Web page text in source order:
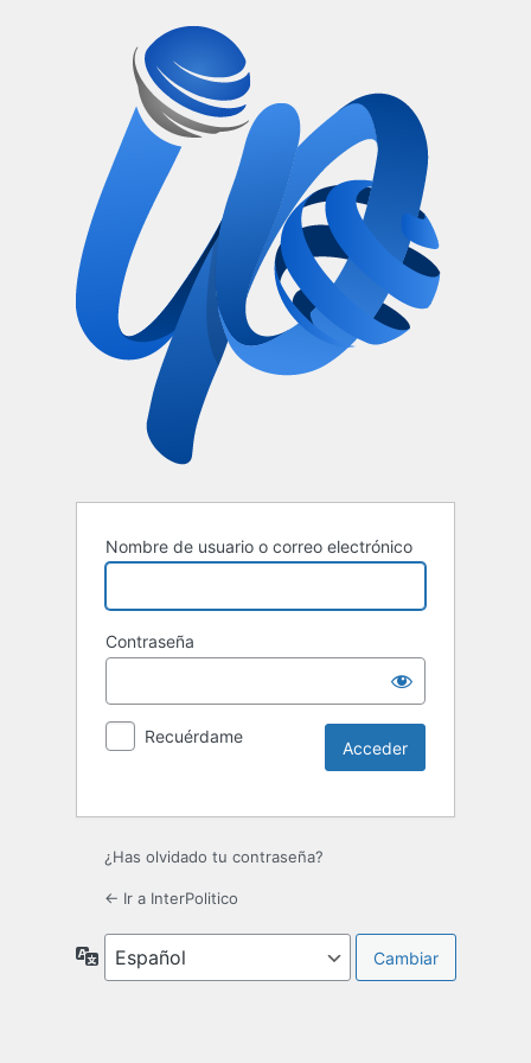
Nombre de usuario o correo electrónico
Contraseña
Recuérdame
¿Has olvidado tu contraseña?
← Ir a InterPolitico
Idioma